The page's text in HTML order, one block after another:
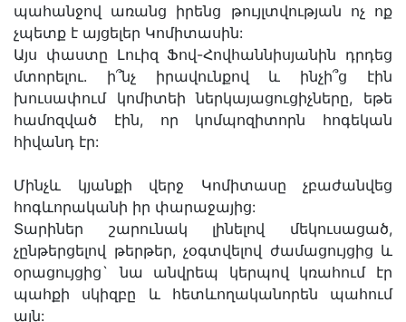
պահանջով առանց իրենց թույլտվության ոչ ոք
չպետք է այցելեր Կոմիտասին:
Այս փաստը Լուիզ Ֆով-Հովհաննիսյանին դրդեց
մտորելու. ի՞նչ իրավունքով և ինչի՞ց էին
խուսափում կոմիտեի ներկայացուցիչները, եթե
համոզված էին, որ կոմպոզիտորն հոգեկան
հիվանդ էր:
Մինչև կյանքի վերջ Կոմիտասը չբաժանվեց
հոգևորականի իր փարաջայից:
Տարիներ շարունակ լինելով մեկուսացած,
չընթերցելով թերթեր, չօգտվելով ժամացույցից և
օրացույցից` նա անվրեպ կերպով կռահում էր
պահքի սկիզբը և հետևողականորեն պահում
այն: